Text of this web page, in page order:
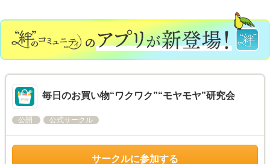
毎日のお買い物“ワクワク”“モヤモヤ”研究会
公開 公式サークル
サークルに参加する